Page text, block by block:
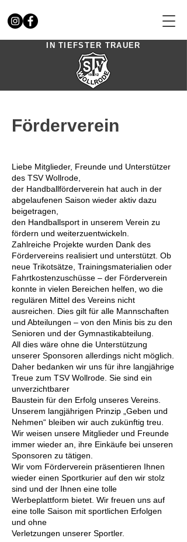
IN TIEFSTER TRAUER
Förderverein
Liebe Mitglieder, Freunde und Unterstützer
des TSV Wollrode,
der Handballförderverein hat auch in der
abgelaufenen Saison wieder aktiv dazu
beigetragen,
den Handballsport in unserem Verein zu
fördern und weiterzuentwickeln.
Zahlreiche Projekte wurden Dank des
Fördervereins realisiert und unterstützt. Ob
neue Trikotsätze, Trainingsmaterialien oder
Fahrtkostenzuschüsse – der Förderverein
konnte in vielen Bereichen helfen, wo die
regulären Mittel des Vereins nicht
ausreichen. Dies gilt für alle Mannschaften
und Abteilungen – von den Minis bis zu den
Senioren und der Gymnastikabteilung.
All dies wäre ohne die Unterstützung
unserer Sponsoren allerdings nicht möglich.
Daher bedanken wir uns für ihre langjährige
Treue zum TSV Wollrode. Sie sind ein
unverzichtbarer
Baustein für den Erfolg unseres Vereins.
Unserem langjährigen Prinzip „Geben und
Nehmen“ bleiben wir auch zukünftig treu.
Wir weisen unsere Mitglieder und Freunde
immer wieder an, ihre Einkäufe bei unseren
Sponsoren zu tätigen.
Wir vom Förderverein präsentieren Ihnen
wieder einen Sportkurier auf den wir stolz
sind und der Ihnen eine tolle
Werbeplattform bietet. Wir freuen uns auf
eine tolle Saison mit sportlichen Erfolgen
und ohne
Verletzungen unserer Sportler.